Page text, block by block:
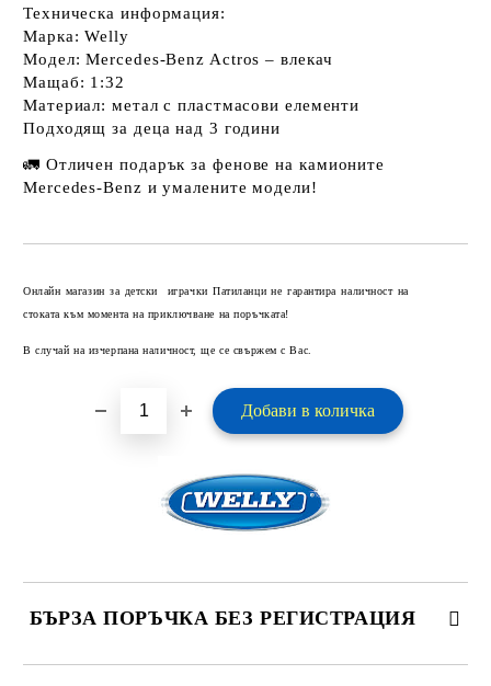
Техническа информация:
Марка:Welly
Модел:Mercedes-Benz Actros – влекач
Мащаб: 1:32
Материал: метал с пластмасови елементи
Подходящ за деца над 3 години
🚛 Отличен подарък за фенове на камионите
Mercedes-Benz и умалените модели!
Онлайн магазин за детски играчки Патиланци не гарантира наличност на
стоката към момента на приключване на поръчката!
В случай на изчерпана наличност, ще се свържем с Вас.
БЪРЗА ПОРЪЧКА БЕЗ РЕГИСТРАЦИЯ